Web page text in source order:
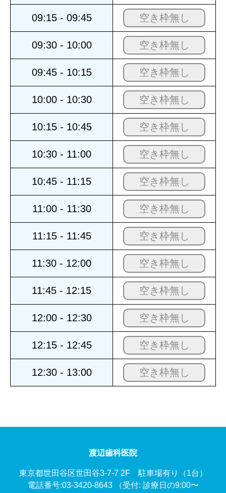
09:15 - 09:45 空き枠無し
09:30 - 10:00 空き枠無し
09:45 - 10:15 空き枠無し
10:00 - 10:30 空き枠無し
10:15 - 10:45 空き枠無し
10:30 - 11:00 空き枠無し
10:45 - 11:15 空き枠無し
11:00 - 11:30 空き枠無し
11:15 - 11:45 空き枠無し
11:30 - 12:00 空き枠無し
11:45 - 12:15 空き枠無し
12:00 - 12:30 空き枠無し
12:15 - 12:45 空き枠無し
12:30 - 13:00 空き枠無し
渡辺歯科医院
東京都世田谷区世田谷3-7-7 2F 駐車場有り（1台）
電話番号:03-3420-8643
（受付: 診療日の9:00〜